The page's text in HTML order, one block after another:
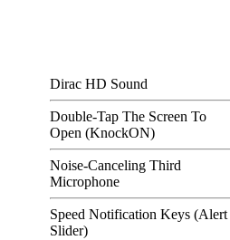
Dirac HD Sound
Double-Tap The Screen To
Open (KnockON)
Noise-Canceling Third
Microphone
Speed Notification Keys (Alert
Slider)